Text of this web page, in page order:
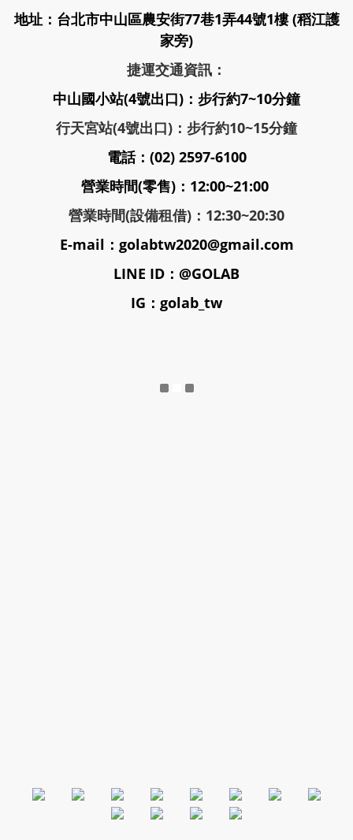
地址：台北市中山區農安街77巷1弄44號1樓 (稻江護
家旁)
捷運交通資訊：
中山國小站(4號出口)：步行約7~10分鐘
行天宮站(4號出口)：步行約10~15分鐘
電話：(02) 2597-6100
營業時間(零售)：12:00~21:00
營業時間(設備租借)：12:30~20:30
E-mail：golabtw2020@gmail.com
LINE ID：@GOLAB
IG：golab_tw